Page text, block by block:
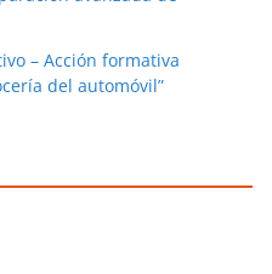
– Acción formativa
del automóvil”